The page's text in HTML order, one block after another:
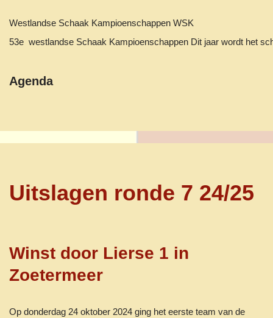
Westlandse Schaak Kampioenschappen WSK
53e westlandse Schaak Kampioenschappen Dit jaar wordt het
Agenda
Uitslagen ronde 7 24/25
Winst door Lierse 1 in
Zoetermeer
Op donderdag 24 oktober 2024 ging het eerste team van de